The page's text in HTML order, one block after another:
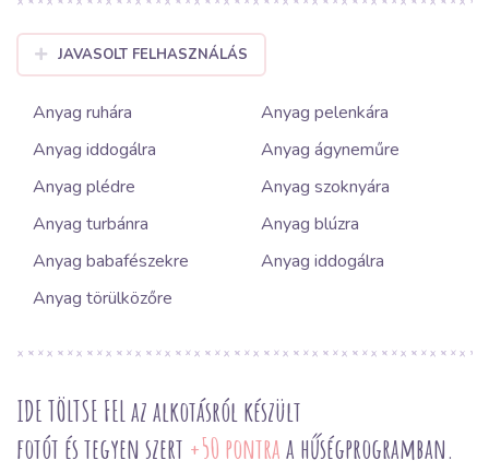
JAVASOLT FELHASZNÁLÁS
Anyag ruhára
Anyag pelenkára
Anyag iddogálra
Anyag ágyneműre
Anyag plédre
Anyag szoknyára
Anyag turbánra
Anyag blúzra
Anyag babafészekre
Anyag iddogálra
Anyag törülközőre
IDE TÖLTSE FEL az alkotásról készült
fotót és tegyen szert +50 pontraa hűségprogramban.